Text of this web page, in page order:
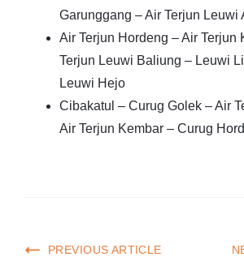
Garunggang – Air Terjun Leuwi
Air Terjun Hordeng – Air Terjun
Terjun Leuwi Baliung – Leuwi
Leuwi Hejo
Cibakatul – Curug Golek – Air
Air Terjun Kembar – Curug
PREVIOUS ARTICLE